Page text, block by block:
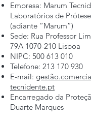
Empresa: Marum
Laboratórios de
(adiante “Marum”)
Sede: Rua Professor
79A 1070-210 Lisboa
NIPC: 500 613 010
Telefone: 213 170 930
E-mail:
tecnidente.pt
Encarregado da
Duarte Marques